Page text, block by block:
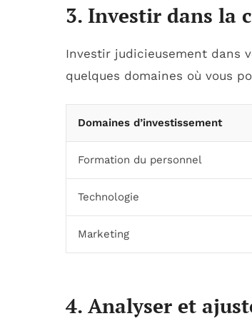
3. Investir dans la
Investir judicieusement dans
quelques domaines où vous
Domaines d’investissement
Formation du personnel
Technologie
Marketing
4. Analyser et